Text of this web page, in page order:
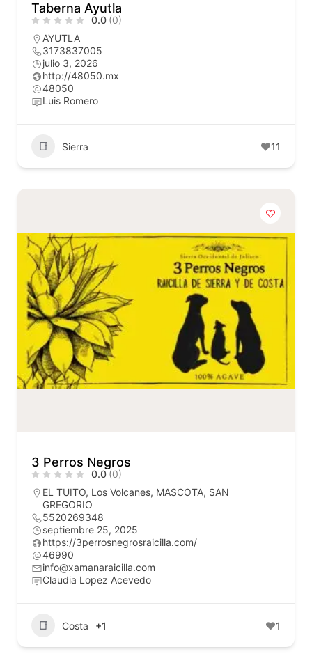
Taberna Ayutla
0.0 (0)
AYUTLA
3173837005
julio 3, 2026
http://48050.mx
48050
Luis Romero
Sierra 11
3 Perros Negros
0.0 (0)
EL TUITO, Los Volcanes, MASCOTA, SAN
GREGORIO
5520269348
septiembre 25, 2025
https://3perrosnegrosraicilla.com/
46990
info@xamanaraicilla.com
Claudia Lopez Acevedo
Costa +1 1